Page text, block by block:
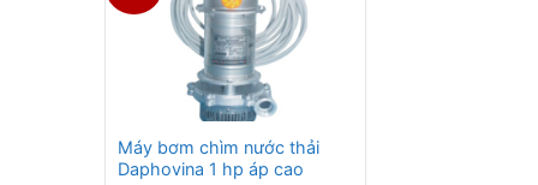
Máy bơm chìm nước thải
Daphovina 1 hp áp cao